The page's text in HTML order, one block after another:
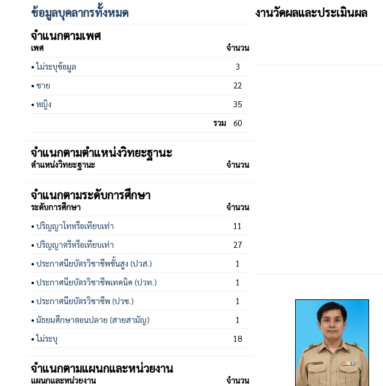
ข้อมูลบุคลากรทั้งหมด
จำแนกตามเพศ
เพศ
จำนวน
•ไม่ระบุข้อมูล
3
• ชาย
22
• หญิง
35
รวม
60
จำแนกตามตำแหน่งวิทยะฐานะ
ตำแหน่งวิทยะฐานะ จำนวน
จำแนกตามระดับการศึกษา
ระดับการศึกษา
จำนวน
• ปริญญาโทหรือเทียบเท่า
11
• ปริญญาตรีหรือเทียบเท่า
27
• ประกาศนียบัตรวิชาชีพชั้นสูง (ปวส.)
1
• ประกาศนียบัตรวิชาชีพเทคนิค (ปวท.)
1
• ประกาศนียบัตรวิชาชีพ (ปวช.)
1
• มัธยมศึกษาตอนปลาย (สายสามัญ)
1
•ไม่ระบุ 18
จำแนกตามแผนกและหน่วยงาน
แผนกและหน่วยงาน
จำนวน
งานวัดผลและประเมินผล